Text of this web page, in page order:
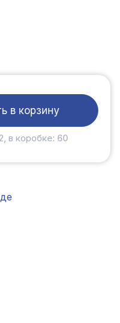
в корзину
в коробке: 60